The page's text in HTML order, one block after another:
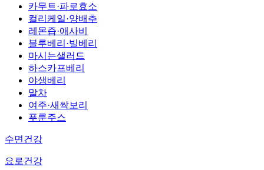
카무트·파로효소
컬리케일·양배추
레몬즙·애사비
블루베리·빌베리
마시는샐러드
하스카프베리
야생베리
말차
여주·새싹보리
푸룬주스
수면건강
요로건강